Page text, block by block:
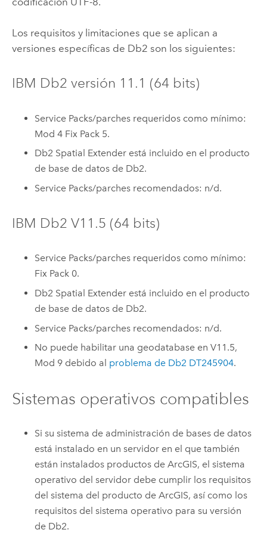
Los requisitos y limitaciones que se aplican a
versiones específicas de Db2 son los siguientes:
IBM Db2 versión 11.1 (64 bits)
Service Packs/parches requeridos como mínimo:
Mod 4 Fix Pack 5.
Db2 Spatial Extender está incluido en el producto
de base de datos de Db2.
Service Packs/parches recomendados: n/d.
IBM Db2 V11.5 (64 bits)
Service Packs/parches requeridos como mínimo:
Fix Pack 0.
Db2 Spatial Extender está incluido en el producto
de base de datos de Db2.
Service Packs/parches recomendados: n/d.
No puede habilitar una geodatabase en V11.5,
Mod 9 debido al problema de Db2 DT245904.
Sistemas operativos compatibles
Si su sistema de administración de bases de datos
está instalado en un servidor en el que también
están instalados productos de ArcGIS, el sistema
operativo del servidor debe cumplir los requisitos
del sistema del producto de ArcGIS, así como los
requisitos del sistema operativo para su versión
de Db2.